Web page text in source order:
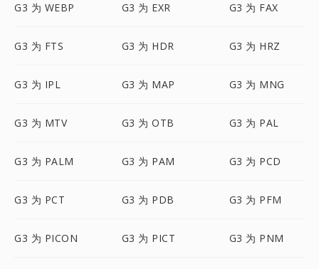
G3 为 WEBP G3 为 EXR G3 为 FAX
G3 为 FTS G3 为 HDR G3 为 HRZ
G3 为 IPL G3 为 MAP G3 为 MNG
G3 为 MTV G3 为 OTB G3 为 PAL
G3 为 PALM G3 为 PAM G3 为 PCD
G3 为 PCT G3 为 PDB G3 为 PFM
G3 为 PICON G3 为 PICT G3 为 PNM